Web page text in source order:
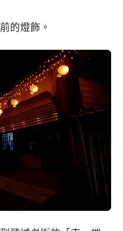
的燈飾。